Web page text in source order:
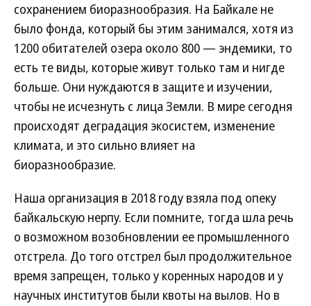
сохранением биоразнообразия. На Байкале не
было фонда, который бы этим занимался, хотя из
1200 обитателей озера около 800 — эндемики, то
есть те виды, которые живут только там и нигде
больше. Они нуждаются в защите и изучении,
чтобы не исчезнуть с лица Земли. В мире сегодня
происходят деградация экосистем, изменение
климата, и это сильно влияет на
биоразнообразие.
Наша организация в 2018 году взяла под опеку
байкальскую нерпу. Если помните, тогда шла речь
о возможном возобновлении ее промышленного
отстрела. До того отстрел был продолжительное
время запрещен, только у коренных народов и у
научных институтов были квоты на вылов. Но в